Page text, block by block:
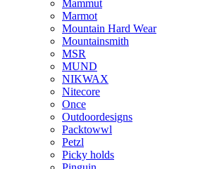
Mammut
Marmot
Mountain Hard Wear
Mountainsmith
MSR
MUND
NIKWAX
Nitecore
Once
Outdoordesigns
Packtowwl
Petzl
Picky holds